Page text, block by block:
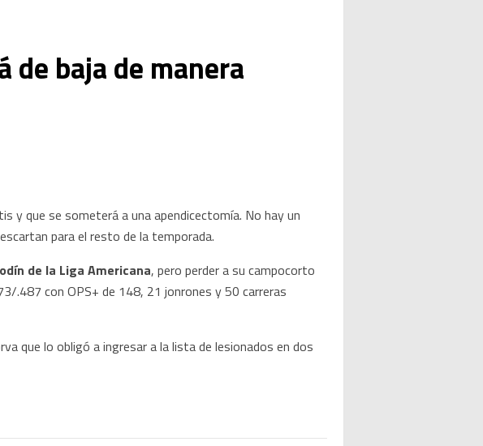
de baja de manera
y que se someterá a una apendicectomía. No hay un
para el resto de la temporada.
de la Liga Americana, pero perder a su campocorto
.487 con OPS+ de 148, 21 jonrones y 50 carreras
que lo obligó a ingresar a la lista de lesionados en dos